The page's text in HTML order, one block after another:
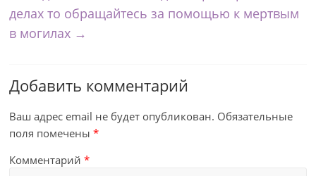
делах то обращайтесь за помощью к мертвым
в могилах →
Добавить комментарий
Ваш адрес email не будет опубликован. Обязательные
поля помечены*
Комментарий*